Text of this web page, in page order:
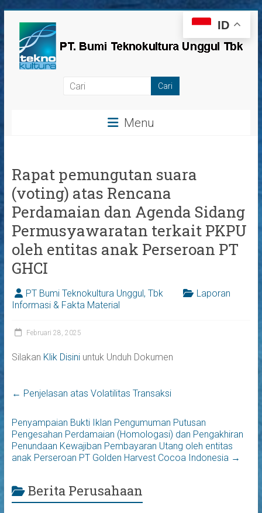
content
Teknokultura
Tbk
Menu
Rapat pemungutan suara
(voting) atas Rencana
Perdamaian dan Agenda Sidang
Permusyawaratan terkait PKPU
oleh entitas anak Perseroan PT
GHCI
PT Bumi Teknokultura Unggul, Tbk
Laporan
Informasi & Fakta Material
Februari 28, 2025
Silakan Klik Disiniuntuk Unduh Dokumen
← Penjelasan atas Volatilitas Transaksi
Penyampaian Bukti Iklan Pengumuman Putusan
Pengesahan Perdamaian (Homologasi) dan Pengakhiran
Penundaan Kewajiban Pembayaran Utang oleh entitas
anak Perseroan PT Golden Harvest Cocoa Indonesia →
Berita Perusahaan
ID